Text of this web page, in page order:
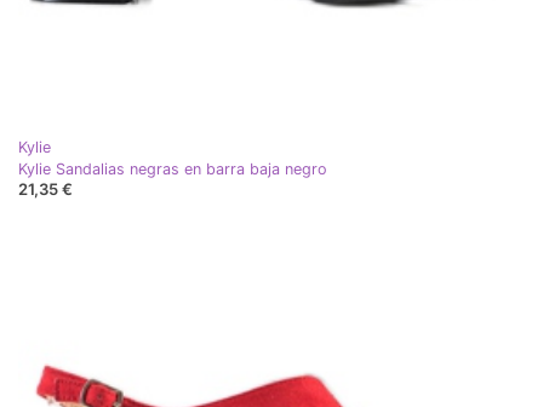
Kylie
Kylie Sandalias negras en barra baja negro
21,35 €